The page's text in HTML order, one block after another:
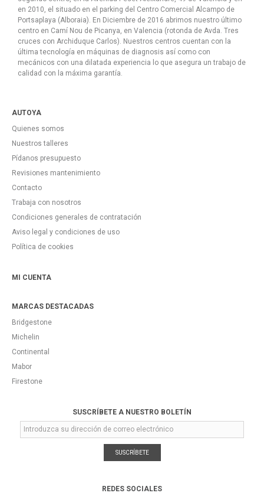
en 2010, el situado en el parking del Centro Comercial Alcampo de
Portsaplaya (Alboraia). En Diciembre de 2016 abrimos nuestro último
centro en Camí Nou de Picanya, en Valencia (rotonda de Avda. Tres
cruces con Archiduque Carlos). Nuestros centros cuentan con la
última tecnología en máquinas de diagnosis así como con
mecánicos con una dilatada experiencia lo que asegura un trabajo de
calidad con la máxima garantía.
AUTOYA
Quienes somos
Nuestros talleres
Pídanos presupuesto
Revisiones mantenimiento
Contacto
Trabaja con nosotros
Condiciones generales de contratación
Aviso legal y condiciones de uso
Política de cookies
MI CUENTA
MARCAS DESTACADAS
Bridgestone
Michelin
Continental
Mabor
Firestone
SUSCRÍBETE A NUESTRO BOLETÍN
SUSCRÍBETE
REDES SOCIALES